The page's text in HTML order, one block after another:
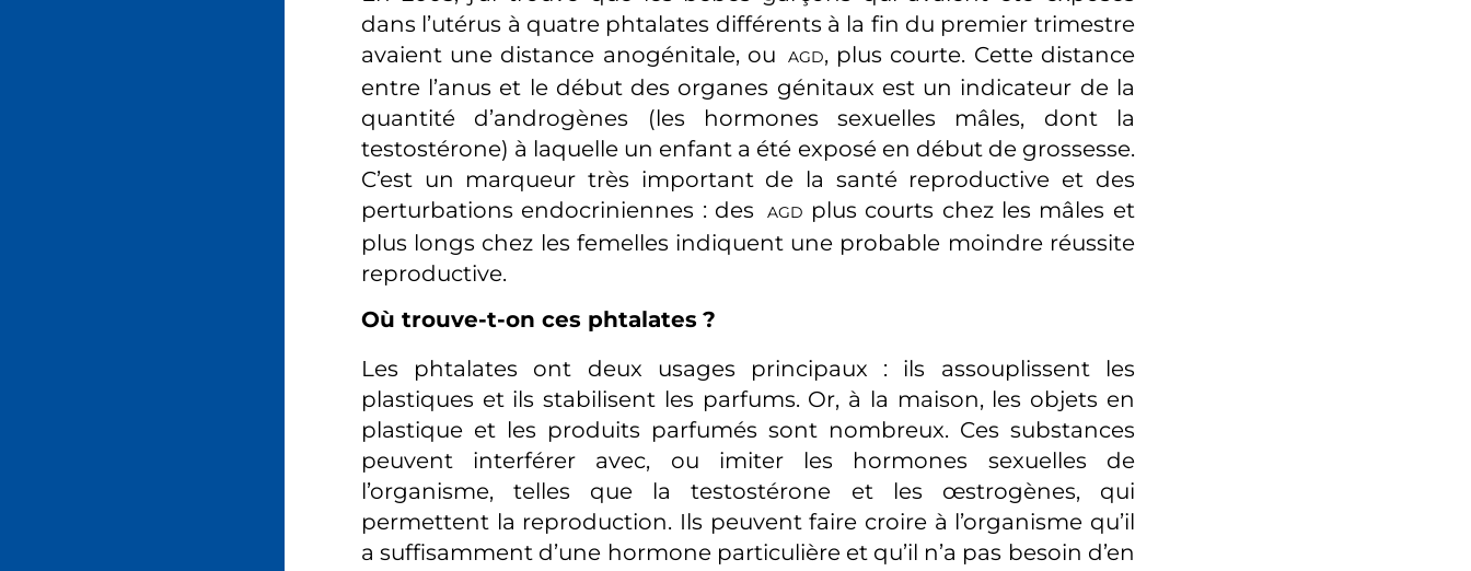
dans l’utérus à quatre phtalates différents à la fin du premier trimestre
avaient une distance anogénitale, ou
AGD, plus courte. Cette distance
entre l’anus et le début des organes génitaux est un indicateur de la
quantité d’androgènes (les hormones sexuelles mâles, dont la
testostérone) à laquelle un enfant a été exposé en début de grossesse.
C’est un marqueur très important de la santé reproductive et des
perturbations endocriniennes : des
AGD plus courts chez les mâles et
plus longs chez les femelles indiquent une probable moindre réussite
reproductive.
Où trouve-t-on ces phtalates ?
Les phtalates ont deux usages principaux : ils assouplissent les
plastiques et ils stabilisent les parfums. Or, à la maison, les objets en
plastique et les produits parfumés sont nombreux. Ces substances
peuvent interférer avec, ou imiter les hormones sexuelles de
l’organisme, telles que la testostérone et les œstrogènes, qui
permettent la reproduction. Ils peuvent faire croire à l’organisme qu’il
a suffisamment d’une hormone particulière et qu’il n’a pas besoin d’en